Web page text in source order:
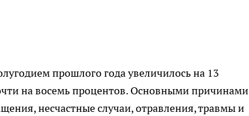
прошлого года увеличилось на 13
на восемь процентов. Основными причинами
несчастные случаи, отравления, травмы и